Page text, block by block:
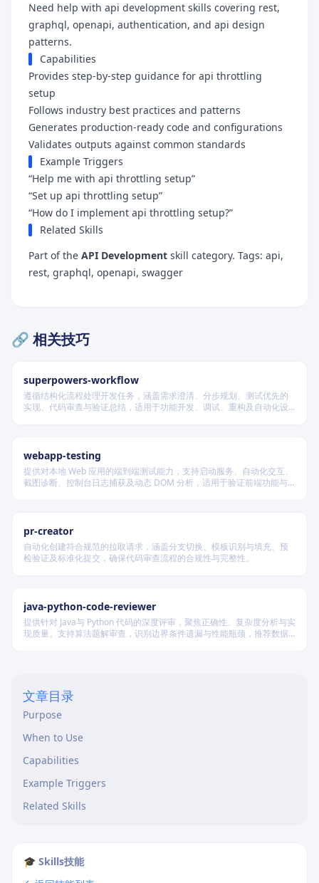
Need help with api development skills covering rest,
graphql, openapi, authentication, and api design
patterns.
Capabilities
Provides step-by-step guidance for api throttling
setup
Follows industry best practices and patterns
Generates production-ready code and configurations
Validates outputs against common standards
Example Triggers
“Help me with api throttling setup”
“Set up api throttling setup”
“How do I implement api throttling setup?”
Related Skills
Part of the API Development skill category. Tags: api,
rest, graphql, openapi, swagger
🔗 相关技巧
superpowers-workflow
遵循结构化流程处理开发任务，涵盖需求澄清、分步规划、测试优先的
实现、代码审查与验证总结，适用于功能开发、调试、重构及自动化设
webapp-testing
提供对本地 Web 应用的端到端测试能力，支持启动服务、自动化交互、
截图诊断、控制台日志捕获及动态 DOM 分析，适用于验证前端功能与
pr-creator
自动化创建符合规范的拉取请求，涵盖分支切换、模板识别与填充、预
检验证及标准化提交，确保代码审查流程的合规性与完整性。
java-python-code-reviewer
提供针对 Java与 Python 代码的深度评审，聚焦正确性、复杂度分析与实
现质量。支持算法题解审查，识别边界条件遗漏与性能瓶颈，推荐数据
文章目录
Purpose
When to Use
Capabilities
Example Triggers
Related Skills
🎓 Skills技能